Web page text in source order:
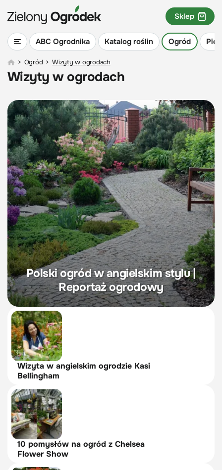
ABC Ogrodnika Katalog roślin Ogród
Sklep
> Ogród > Wizyty w ogrodach
Wizyty w ogrodach
Polski ogród w angielskim stylu |
Reportaż ogrodowy
Wizyta w angielskim ogrodzie Kasi
Bellingham
10 pomysłów na ogród z Chelsea
Flower Show